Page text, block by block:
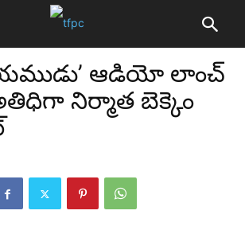
ఆడియో లాంచ్
నిర్మాత బెక్కెం